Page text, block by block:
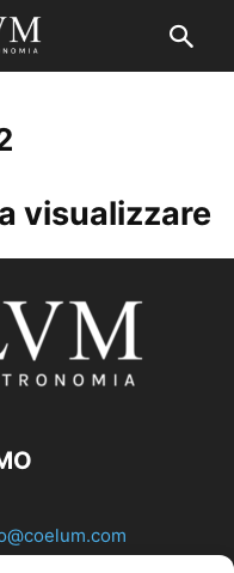
visualizzare